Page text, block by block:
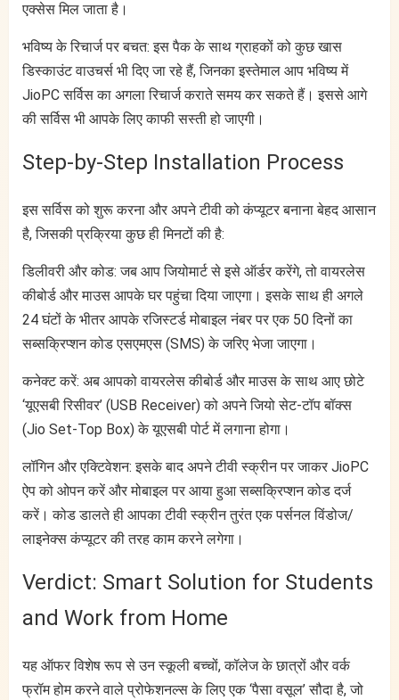
एक्सेस मिल जाता है।
भविष्य के रिचार्ज पर बचत: इस पैक के साथ ग्राहकों को कुछ खास
डिस्काउंट वाउचर्स भी दिए जा रहे हैं, जिनका इस्तेमाल आप भविष्य में
JioPC सर्विस का अगला रिचार्ज कराते समय कर सकते हैं। इससे आगे
की सर्विस भी आपके लिए काफी सस्ती हो जाएगी।
Step-by-Step Installation Process
इस सर्विस को शुरू करना और अपने टीवी को कंप्यूटर बनाना बेहद आसान
है, जिसकी प्रक्रिया कुछ ही मिनटों की है:
डिलीवरी और कोड: जब आप जियोमार्ट से इसे ऑर्डर करेंगे, तो वायरलेस
कीबोर्ड और माउस आपके घर पहुंचा दिया जाएगा। इसके साथ ही अगले
24 घंटों के भीतर आपके रजिस्टर्ड मोबाइल नंबर पर एक 50 दिनों का
सब्सक्रिप्शन कोड एसएमएस (SMS) के जरिए भेजा जाएगा।
कनेक्ट करें: अब आपको वायरलेस कीबोर्ड और माउस के साथ आए छोटे
‘यूएसबी रिसीवर’ (USB Receiver) को अपने जियो सेट-टॉप बॉक्स
(Jio Set-Top Box) के यूएसबी पोर्ट में लगाना होगा।
लॉगिन और एक्टिवेशन: इसके बाद अपने टीवी स्क्रीन पर जाकर JioPC
ऐप को ओपन करें और मोबाइल पर आया हुआ सब्सक्रिप्शन कोड दर्ज
करें। कोड डालते ही आपका टीवी स्क्रीन तुरंत एक पर्सनल विंडोज/
लाइनेक्स कंप्यूटर की तरह काम करने लगेगा।
Verdict: Smart Solution for Students
and Work from Home
यह ऑफर विशेष रूप से उन स्कूली बच्चों, कॉलेज के छात्रों और वर्क
फ्रॉम होम करने वाले प्रोफेशनल्स के लिए एक ‘पैसा वसूल’ सौदा है, जो